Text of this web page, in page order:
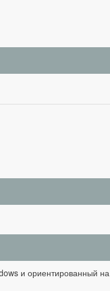
и ориентированный на